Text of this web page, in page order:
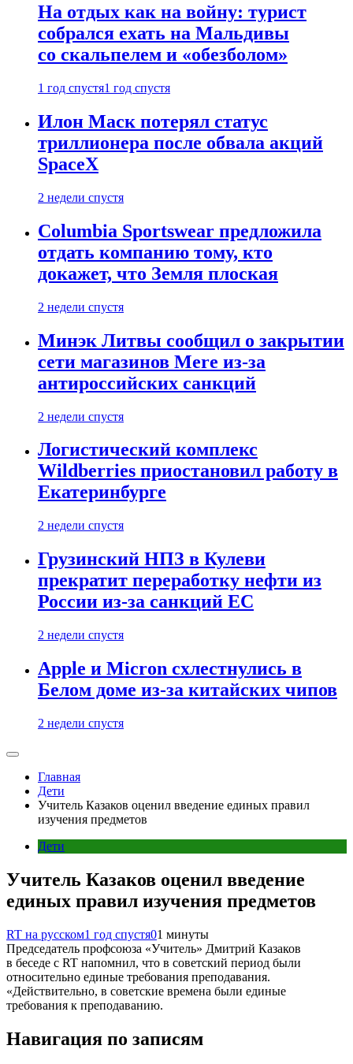
На отдых как на войну: турист
собрался ехать на Мальдивы
со скальпелем и «обезболом»
1 год спустя1 год спустя
Илон Маск потерял статус
триллионера после обвала акций
SpaceX
2 недели спустя
Columbia Sportswear предложила
отдать компанию тому, кто
докажет, что Земля плоская
2 недели спустя
Минэк Литвы сообщил о закрытии
сети магазинов Mere из-за
антироссийских санкций
2 недели спустя
Логистический комплекс
Wildberries приостановил работу в
Екатеринбурге
2 недели спустя
Грузинский НПЗ в Кулеви
прекратит переработку нефти из
России из-за санкций ЕС
2 недели спустя
Apple и Micron схлестнулись в
Белом доме из-за китайских чипов
2 недели спустя
Главная
Дети
Учитель Казаков оценил введение единых правил
изучения предметов
Дети
Учитель Казаков оценил введение
единых правил изучения предметов
RT на русском1 год спустя01 минуты
Председатель профсоюза «Учитель» Дмитрий Казаков
в беседе с RT напомнил, что в советский период были
относительно единые требования преподавания.
«Действительно, в советские времена были единые
требования к преподаванию.
Навигация по записям